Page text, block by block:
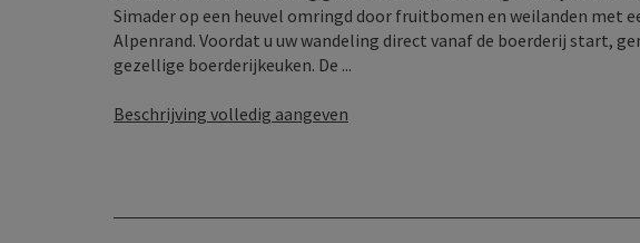
Simader op een heuvel omringd door fruitbomen en weilanden met
Alpenrand. Voordat u uw wandeling direct vanaf de boerderij start,
gezellige boerderijkeuken. De ...
Beschrijving volledig aangeven